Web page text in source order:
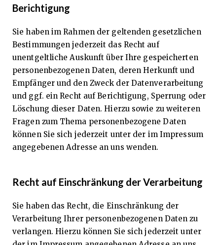
Berichtigung
Sie haben im Rahmen der geltenden gesetzlichen
Bestimmungen jederzeit das Recht auf
unentgeltliche Auskunft über Ihre gespeicherten
personenbezogenen Daten, deren Herkunft und
Empfänger und den Zweck der Datenverarbeitung
und ggf. ein Recht auf Berichtigung, Sperrung oder
Löschung dieser Daten. Hierzu sowie zu weiteren
Fragen zum Thema personenbezogene Daten
können Sie sich jederzeit unter der im Impressum
angegebenen Adresse an uns wenden.
Recht auf Einschränkung der Verarbeitung
Sie haben das Recht, die Einschränkung der
Verarbeitung Ihrer personenbezogenen Daten zu
verlangen. Hierzu können Sie sich jederzeit unter